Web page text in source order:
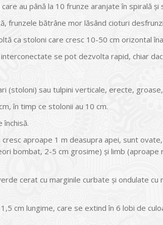
au până la 10 frunze aranjate în spirală
frunzele bătrâne mor lăsând cioturi
ca stoloni care cresc 10-50 cm orizontal
se pot dezvolta rapid, chiar
(stoloni) sau tulpini verticale, erecte,
în timp ce stolonii au 10 cm.
închisă.
aproape 1 m deasupra apei, sunt
bombat, 2-5 cm grosime) şi limb (aproape
cerat cu marginile curbate și ondulate
cm lungime, care se extind în 6 lobi de